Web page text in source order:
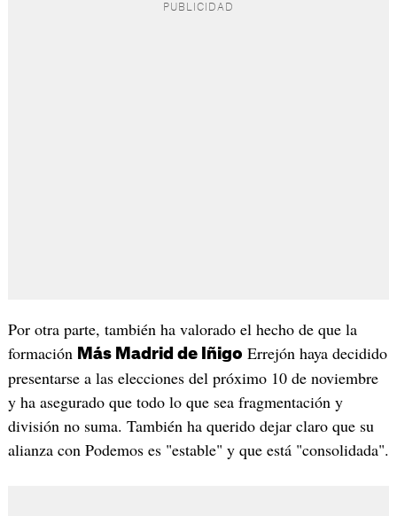
Por otra parte, también ha valorado el hecho de que la
formación Más Madrid de Iñigo Errejón haya decidido
presentarse a las elecciones del próximo 10 de noviembre
y ha asegurado que todo lo que sea fragmentación y
división no suma. También ha querido dejar claro que su
alianza con Podemos es "estable" y que está "consolidada".